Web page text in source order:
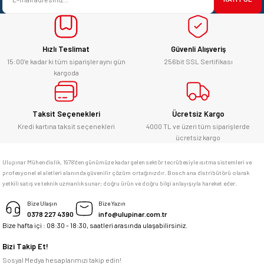
Ürün fiyatı diğer sitelerden daha pahalı.
Bu ürüne benzer farklı alternatifler olmalı.
yücel çağatay uzun | 12/06/2026
Kesinlikle orjinal ürün, güvenerek
alabilirsiniz.
E... Ü... | 10/06/2026
Bosch marka alet alacaksam kesinlikle
adresim Ulupınar.com.tr
memnun kaldım
Deneyimini Paylaş
Hızlı Teslimat
15:00’e kadar ki tüm siparişler aynı gün
kargoda
Güvenli Alışveriş
256bit SSL Sertifikası
Taksit Seçenekleri
Kredi kartına taksit seçenekleri
Ücretsiz Kargo
4000 TL ve üzeri tüm siparişlerde
ücretsiz kargo
Ulupınar Mühendislik, 1978'den günümüze kadar gelen sektör tecrübesiyle ısıtma sistemleri ve
profesyonel el aletleri alanında güvenilir çözüm ortağınızdır. Bosch ana distribütörü olarak
yetkili satış ve teknik uzmanlık sunar; doğru ürün ve doğru bilgi anlayışıyla hareket eder.
Bize Ulaşın
0378 227 4390
Bize Yazın
info@ulupinar.com.tr
Bize hafta içi : 08:30 - 18:30, saatleri arasında ulaşabilirsiniz.
Bizi Takip Et!
Sosyal Medya hesaplarımızı takip edin!